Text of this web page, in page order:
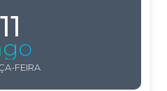
FEIRA
11